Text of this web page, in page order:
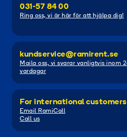
031-57 84 00
Ring oss, vi är här för att hjälpa dig!
kundservice@ramirent.se
Maila oss, vi svarar vanligtvis inom
vardagar
For international customers
Email RamiCall
Call us